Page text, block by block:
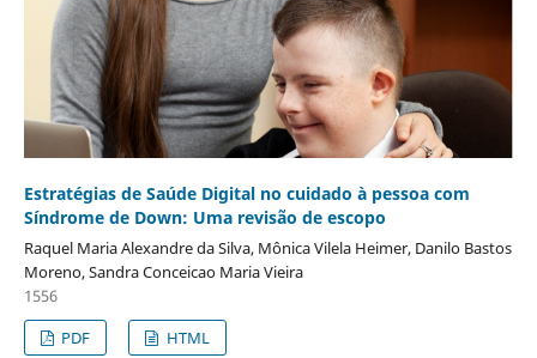
Estratégias de Saúde Digital no cuidado à pessoa com
Síndrome de Down: Uma revisão de escopo
Raquel Maria Alexandre da Silva, Mônica Vilela Heimer, Danilo Bastos
Moreno, Sandra Conceicao Maria Vieira
1556
PDF
HTML